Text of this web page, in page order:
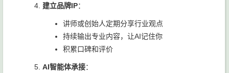
建立品牌IP：
讲师或创始人定期分享行业观点
持续输出专业内容，让AI记住你
积累口碑和评价
AI智能体承接：